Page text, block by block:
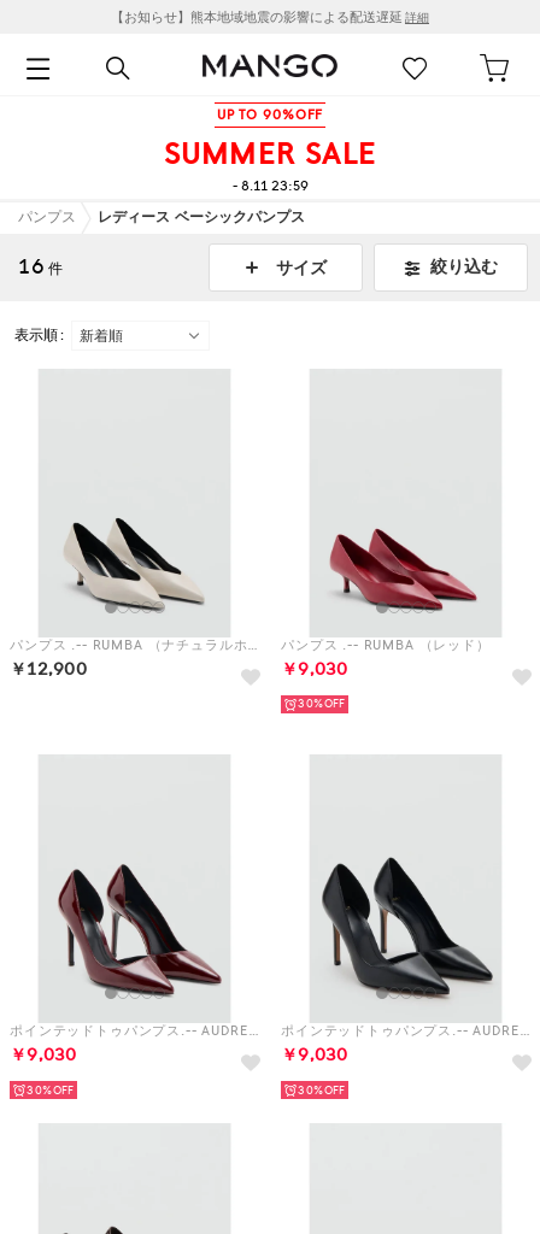
【お知らせ】熊本地域地震の影響による配送遅延 詳細
UP TO 90%OFF
SUMMER SALE
- 8.11 23:59
パンプス
レディース ベーシックパンプス
16 件 サイズ 絞り込む
表示順 :
パンプス .-- RUMBA （ナチュラルホワイト）
￥12,900
パンプス .-- RUMBA （レッド）
￥9,030
30%
ポインテッドトゥパンプス.-- AUDREYBU （ダークレッド）
￥9,030
30%
ポインテッドトゥパンプス.-- AUDREYP （ブラック）
￥9,030
30%